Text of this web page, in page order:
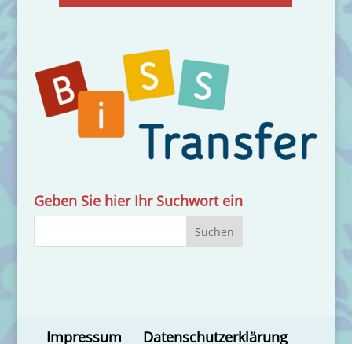
Geben Sie hier Ihr Suchwort ein
Impressum Datenschutzerklärung